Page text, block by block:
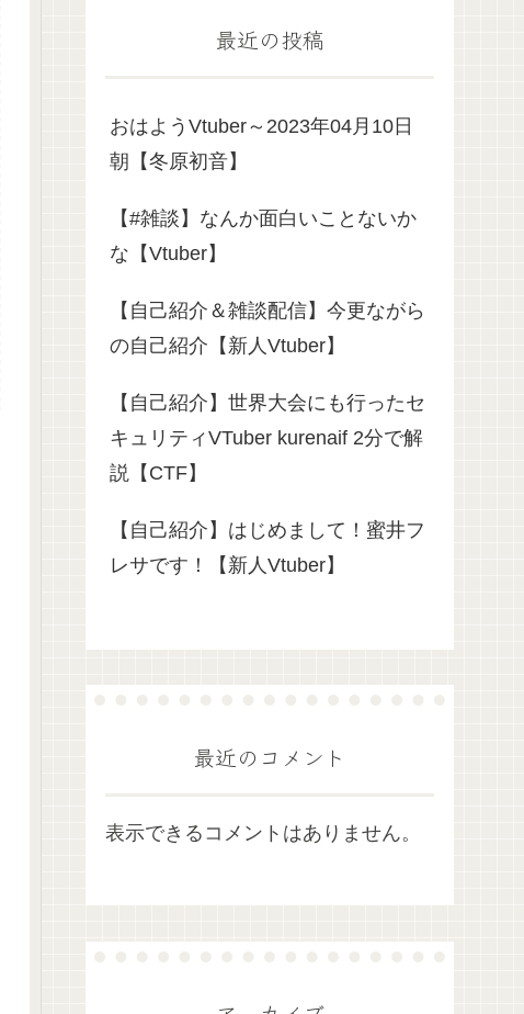
最近の投稿
おはようVtuber～2023年04月10日
朝【冬原初音】
【#雑談】なんか面白いことないか
な【Vtuber】
【自己紹介＆雑談配信】今更ながら
の自己紹介【新人Vtuber】
【自己紹介】世界大会にも行ったセ
キュリティVTuber kurenaif 2分で解
説【CTF】
【自己紹介】はじめまして！蜜井フ
レサです！【新人Vtuber】
最近のコメント
表示できるコメントはありません。